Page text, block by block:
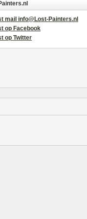
mail info@Lost-Painters.nl
op Facebook
op Twitter